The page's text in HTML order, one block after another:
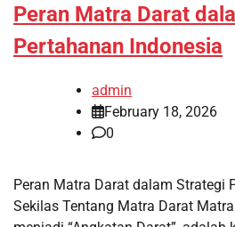
Peran Matra Darat
Pertahanan Indonesia
admin
February 18, 2026
0
Peran Matra Darat dalam Strategi
Sekilas Tentang Matra Darat